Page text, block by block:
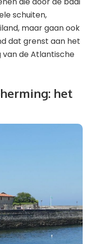
schuiten,
maar gaan ook
dat grenst aan het
van de Atlantische
het